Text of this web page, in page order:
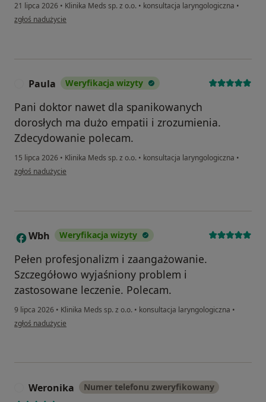
21 lipca 2026 • Klinika Meds sp. z o.o. • konsultacja laryngologiczna •
w opinii użytkownika Olga
zgłoś nadużycie
Paula Weryfikacja wizyty
Pani doktor nawet dla spanikowanych
dorosłych ma dużo empatii i zrozumienia.
Zdecydowanie polecam.
15 lipca 2026 • Klinika Meds sp. z o.o. • konsultacja laryngologiczna •
w opinii użytkownika Paula
zgłoś nadużycie
W Wbh Weryfikacja wizyty
Pełen profesjonalizm i zaangażowanie.
Szczegółowo wyjaśniony problem i
zastosowane leczenie. Polecam.
9 lipca 2026 • Klinika Meds sp. z o.o. • konsultacja laryngologiczna •
w opinii użytkownika Wbh
zgłoś nadużycie
Weronika Numer telefonu zweryfikowany